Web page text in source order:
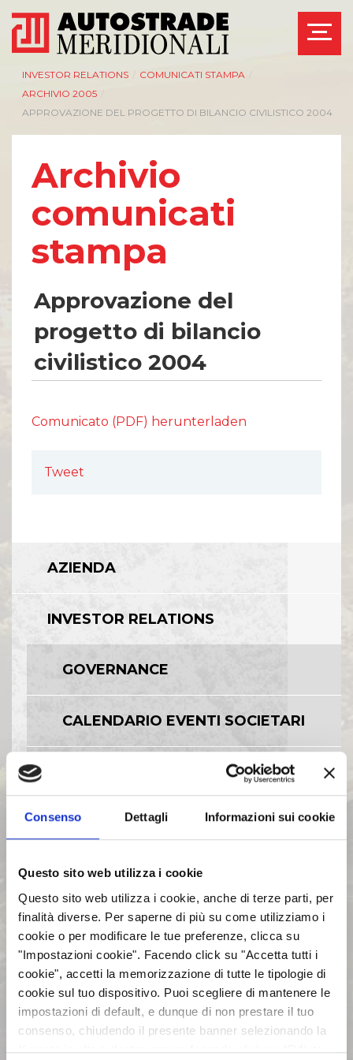
Consenso Dettagli Informazioni sui cookie
Questo sito web utilizza i cookie
Questo sito web utilizza i cookie, anche di terze parti, per
finalità diverse. Per saperne di più su come utilizziamo i
cookie o per modificare le tue preferenze, clicca su
"Impostazioni cookie". Facendo click su "Accetta tutti i
cookie", accetti la memorizzazione di tutte le tipologie di
cookie sul tuo dispositivo. Puoi scegliere di mantenere le
impostazioni di default, e dunque di non prestare il tuo
consenso, chiudendo il presente banner selezionando la
X posta in alto a destra oppure facendo click su “Rifiuta
INVESTOR RELATIONS COMUNICATI STAMPA
ARCHIVIO 2005
APPROVAZIONE DEL PROGETTO DI BILANCIO CIVILISTICO 2004
Archivio
comunicati
stampa
Approvazione del
progetto di bilancio
civilistico 2004
Comunicato (PDF) herunterladen
Tweet
AZIENDA
INVESTOR RELATIONS
GOVERNANCE
CALENDARIO EVENTI SOCIETARI
EVENTI E DOCUMENTAZIONE
DISPONIBILE
BILANCI E RELAZIONI
ASSEMBLEE
COMUNICATI STAMPA
ARCHIVIO 2017